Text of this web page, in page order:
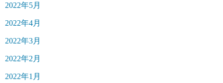
2022年5月
2022年4月
2022年3月
2022年2月
2022年1月